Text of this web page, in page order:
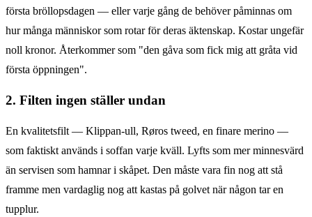
första bröllopsdagen — eller varje gång de behöver påminnas om
hur många människor som rotar för deras äktenskap. Kostar ungefär
noll kronor. Återkommer som "den gåva som fick mig att gråta vid
första öppningen".
2. Filten ingen ställer undan
En kvalitetsfilt — Klippan-ull, Røros tweed, en finare merino —
som faktiskt används i soffan varje kväll. Lyfts som mer minnesvärd
än servisen som hamnar i skåpet. Den måste vara fin nog att stå
framme men vardaglig nog att kastas på golvet när någon tar en
tupplur.